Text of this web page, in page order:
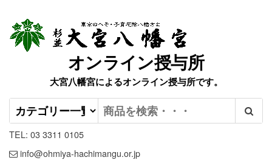
オンライン授与所
大宮八幡宮によるオンライン授与所です。
TEL: 03 3311 0105
info@ohmiya-hachimangu.or.jp